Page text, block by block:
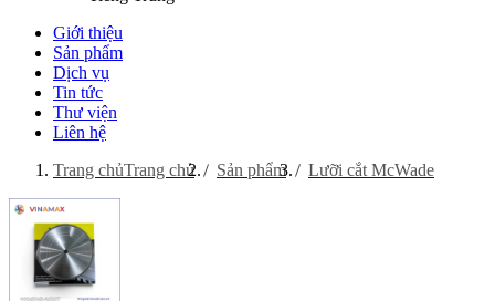
Giới thiệu
Sản phẩm
Dịch vụ
Tin tức
Thư viện
Liên hệ
Trang chủTrang chủ Sản phẩm Lưỡi cắt McWade